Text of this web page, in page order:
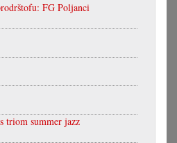
FG Poljanci
triom summer jazz